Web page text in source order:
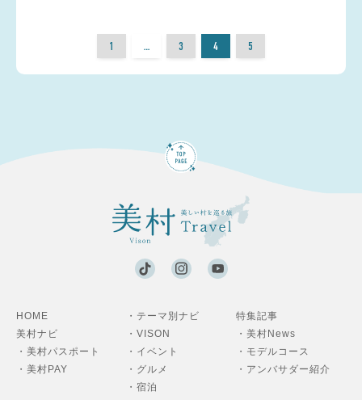
1 … 3 4 5
HOME
美村ナビ
・美村パスポート
・美村PAY
・テーマ別ナビ
・VISON
・イベント
・グルメ
・宿泊
特集記事
・美村News
・モデルコース
・アンバサダー紹介